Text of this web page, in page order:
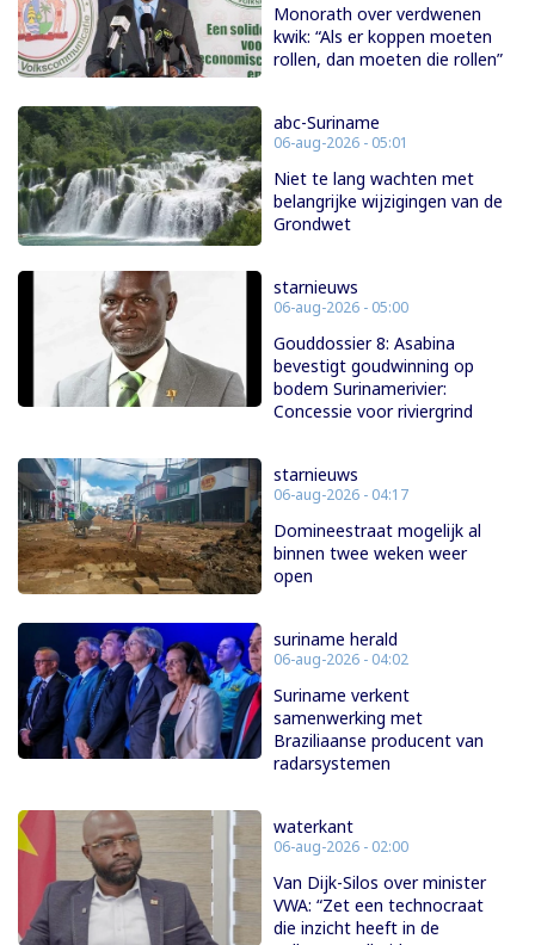
Monorath over verdwenen
kwik: “Als er koppen moeten
rollen, dan moeten die rollen”
abc-Suriname
06-aug-2026 - 05:01
Niet te lang wachten met
belangrijke wijzigingen van de
Grondwet
starnieuws
06-aug-2026 - 05:00
Gouddossier 8: Asabina
bevestigt goudwinning op
bodem Surinamerivier:
Concessie voor riviergrind
starnieuws
06-aug-2026 - 04:17
Domineestraat mogelijk al
binnen twee weken weer
open
suriname herald
06-aug-2026 - 04:02
Suriname verkent
samenwerking met
Braziliaanse producent van
radarsystemen
waterkant
06-aug-2026 - 02:00
Van Dijk-Silos over minister
VWA: “Zet een technocraat
die inzicht heeft in de